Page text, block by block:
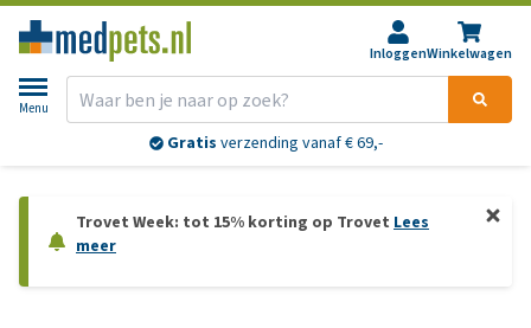
InloggenWinkelwagen
Menu
Gratis verzending vanaf € 69,-
Trovet Week: tot 15% korting op Trovet Lees
meer